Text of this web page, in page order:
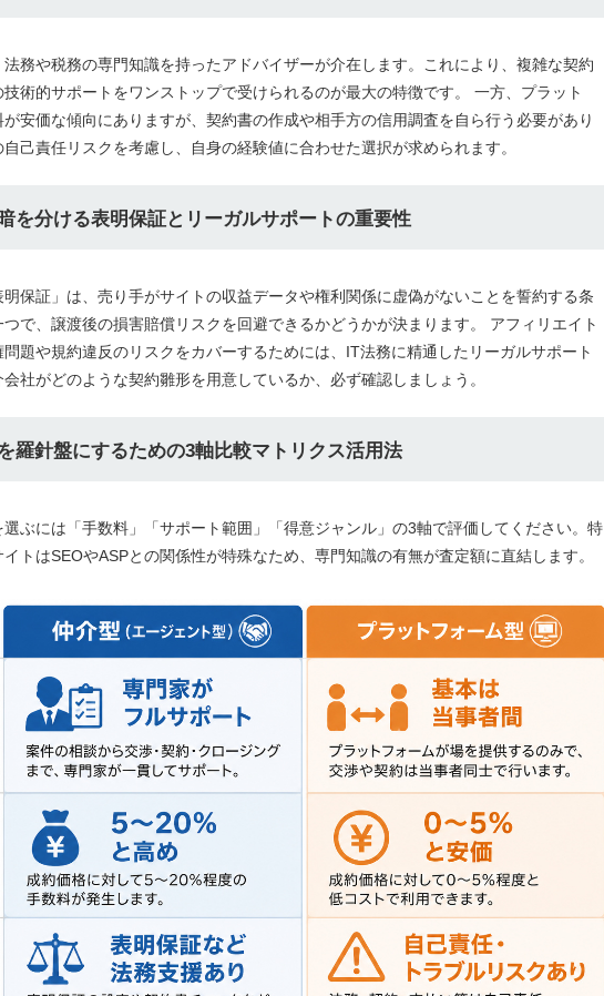
務や税務の専門知識を持ったアドバイザーが介在します。これにより、複雑な契約
術的サポートをワンストップで受けられるのが最大の特徴です。 一方、プラット
安価な傾向にありますが、契約書の作成や相手方の信用調査を自ら行う必要があり
己責任リスクを考慮し、自身の経験値に合わせた選択が求められます。
を分ける表明保証とリーガルサポートの重要性
保証」は、売り手がサイトの収益データや権利関係に虚偽がないことを誓約する条
で、譲渡後の損害賠償リスクを回避できるかどうかが決まります。 アフィリエイト
題や規約違反のリスクをカバーするためには、IT法務に精通したリーガルサポート
社がどのような契約雛形を用意しているか、必ず確認しましょう。
羅針盤にするための3軸比較マトリクス活用法
ぶには「手数料」「サポート範囲」「得意ジャンル」の3軸で評価してください。特
トはSEOやASPとの関係性が特殊なため、専門知識の有無が査定額に直結します。